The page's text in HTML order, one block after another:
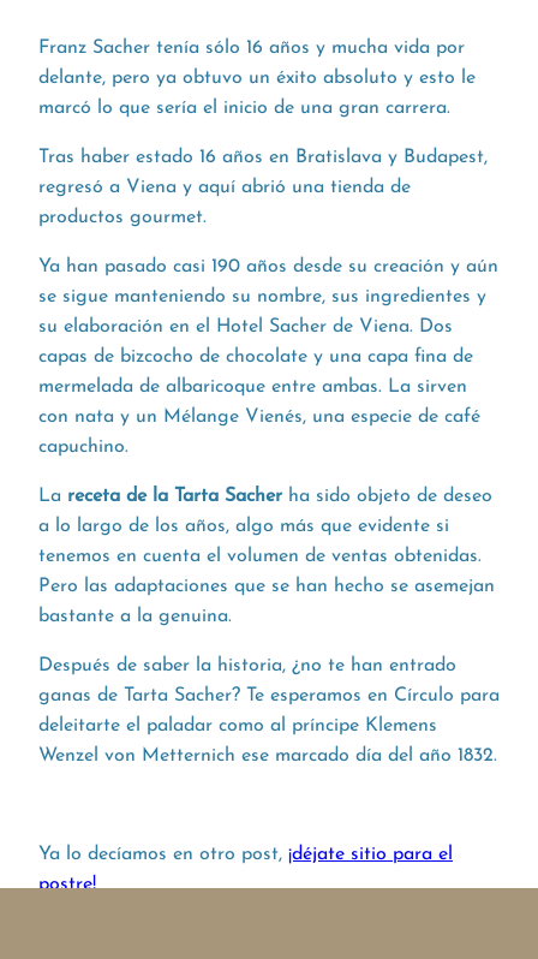
Franz Sacher tenía sólo 16 años y mucha vida por
delante, pero ya obtuvo un éxito absoluto y esto le
marcó lo que sería el inicio de una gran carrera.
Tras haber estado 16 años en Bratislava y Budapest,
regresó a Viena y aquí abrió una tienda de
productos gourmet.
Ya han pasado casi 190 años desde su creación y aún
se sigue manteniendo su nombre, sus ingredientes y
su elaboración en el Hotel Sacher de Viena. Dos
capas de bizcocho de chocolate y una capa fina de
mermelada de albaricoque entre ambas. La sirven
con nata y un Mélange Vienés, una especie de café
capuchino.
La receta de la Tarta Sacher ha sido objeto de deseo
a lo largo de los años, algo más que evidente si
tenemos en cuenta el volumen de ventas obtenidas.
Pero las adaptaciones que se han hecho se asemejan
bastante a la genuina.
Después de saber la historia, ¿no te han entrado
ganas de Tarta Sacher? Te esperamos en Círculo para
deleitarte el paladar como al príncipe Klemens
Wenzel von Metternich ese marcado día del año 1832.
Ya lo decíamos en otro post, ¡déjate sitio para el
postre!